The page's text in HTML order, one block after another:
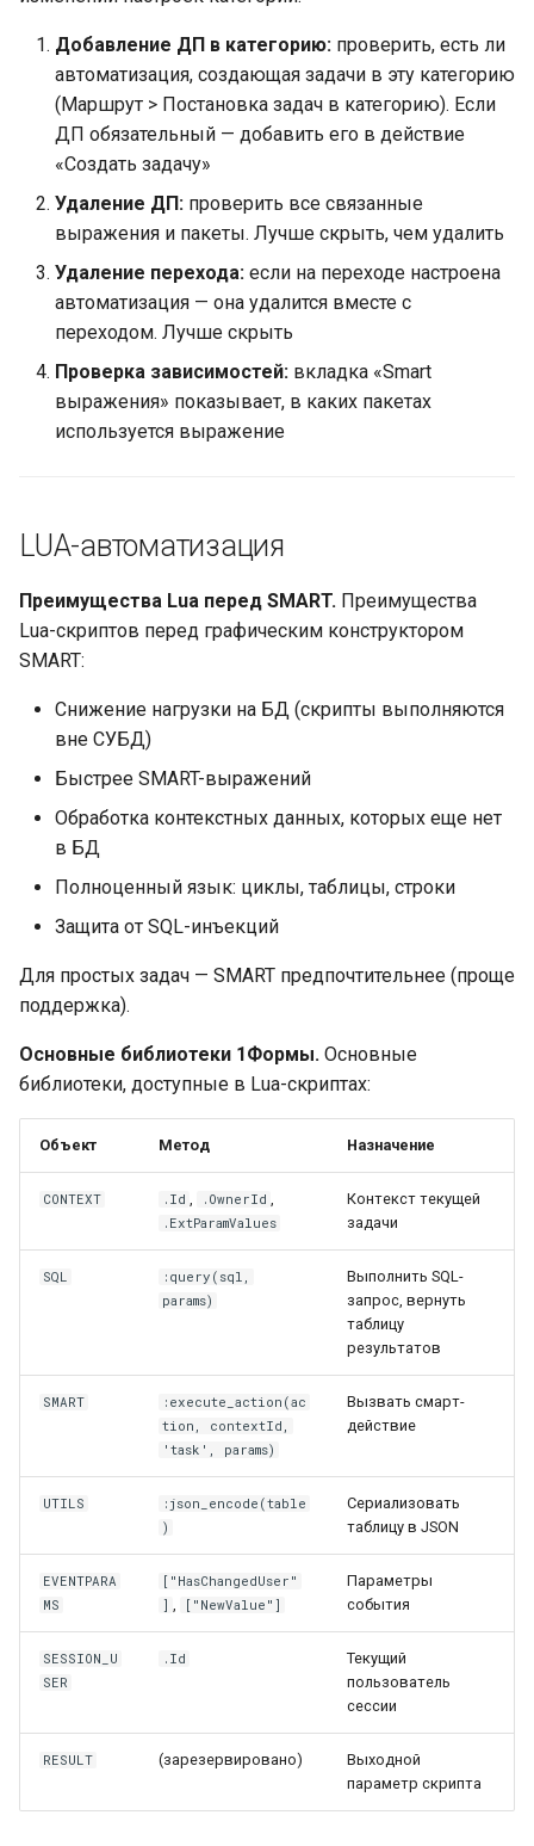
Добавление ДП в категорию: проверить, есть ли
автоматизация, создающая задачи в эту категорию
(Маршрут > Постановка задач в категорию). Если
ДП обязательный — добавить его в действие
«Создать задачу»
Удаление ДП: проверить все связанные
выражения и пакеты. Лучше скрыть, чем удалить
Удаление перехода: если на переходе настроена
автоматизация — она удалится вместе с
переходом. Лучше скрыть
Проверка зависимостей: вкладка «Smart
выражения» показывает, в каких пакетах
используется выражение
LUA-автоматизация
Преимущества Lua перед SMART. Преимущества
Lua-скриптов перед графическим конструктором
SMART:
Снижение нагрузки на БД (скрипты выполняются
вне СУБД)
Быстрее SMART-выражений
Обработка контекстных данных, которых еще нет
в БД
Полноценный язык: циклы, таблицы, строки
Защита от SQL-инъекций
Для простых задач — SMART предпочтительнее (проще
поддержка).
Основные библиотеки 1Формы. Основные
библиотеки, доступные в Lua-скриптах:
Объект Метод Назначение
CONTEXT .Id .OwnerId
.ExtParamValues
Контекст текущей
задачи
SQL
:query(sql,
params)
Выполнить SQL-
запрос, вернуть
таблицу
результатов
SMART
:execute_action(ac
tion, contextId,
'task', params)
Вызвать смарт-
действие
UTILS
:json_encode(table
)
Сериализовать
таблицу в JSON
EVENTPARA
MS
["HasChangedUser"
]
["NewValue"]
Параметры
события
SESSION_U
SER
.Id
Текущий
пользователь
сессии
RESULT (зарезервировано)
Выходной
параметр скрипта